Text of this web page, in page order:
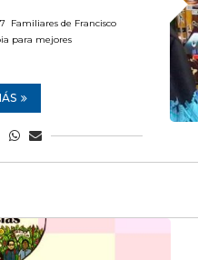
Familiares de Francisco
para mejores